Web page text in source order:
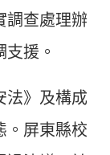
調查處理辦
援。
法》及構成
。屏東縣校